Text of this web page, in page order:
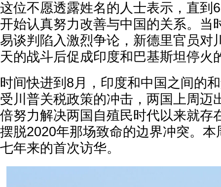
这位不愿透露姓名的人士表示，直到
开始认真努力改善与中国的关系。当
易谈判陷入激烈争论，新德里官员对
天的战斗后促成印度和巴基斯坦停火
时间快进到8月，印度和中国之间的
受川普关税政策的冲击，两国上周迈
倍努力解决两国自殖民时代以来就存
摆脱2020年那场致命的边界冲突。
七年来的首次访华。